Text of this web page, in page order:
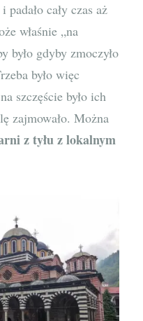
cały czas aż
właśnie „na
było gdyby zmoczyło
było więc
szczęście było ich
zajmowało. Można
z tyłu z lokalnym